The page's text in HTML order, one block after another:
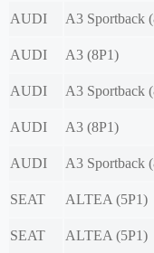
AUDI
A3 Sportback
AUDI
A3 (8P1)
AUDI
A3 Sportback
AUDI
A3 (8P1)
AUDI
A3 Sportback
SEAT
ALTEA (5P1)
SEAT
ALTEA (5P1)